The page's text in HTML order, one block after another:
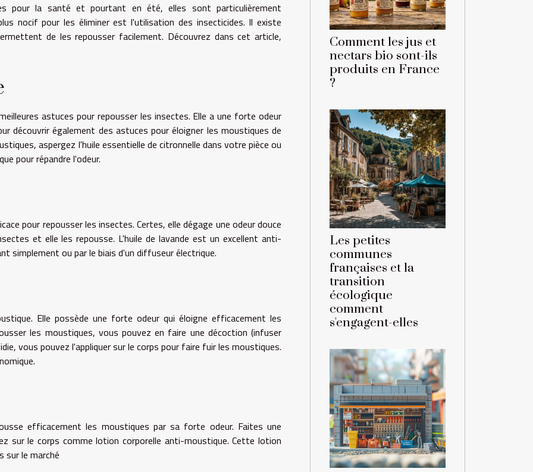
pour la santé et pourtant en été, elles sont particulièrement
nocif pour les éliminer est l'utilisation des insecticides. Il existe
de les repousser facilement. Découvrez dans cet article,
astuces pour repousser les insectes. Elle a une forte odeur
découvrir également des astuces pour éloigner les moustiques de
aspergez l'huile essentielle de citronnelle dans votre pièce ou
pour répandre l'odeur.
pour repousser les insectes. Certes, elle dégage une odeur douce
et elle les repousse. L'huile de lavande est un excellent anti-
simplement ou par le biais d'un diffuseur électrique.
Elle possède une forte odeur qui éloigne efficacement les
les moustiques, vous pouvez en faire une décoction (infuser
vous pouvez l'appliquer sur le corps pour faire fuir les moustiques.
efficacement les moustiques par sa forte odeur. Faites une
sur le corps comme lotion corporelle anti-moustique. Cette lotion
sur le marché
Comment les jus et
nectars bio sont-ils
produits en France
?
Les petites
communes
françaises et la
transition
écologique
comment
s'engagent-elles